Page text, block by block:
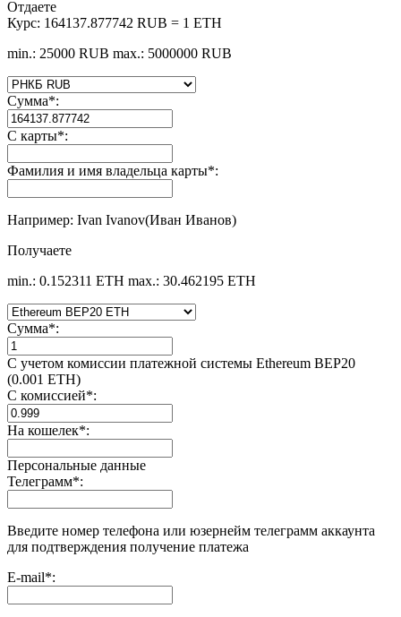
Отдаете
Курс: 164137.877742 RUB = 1 ETH
min.: 25000 RUB max.: 5000000 RUB
Сумма*:
С карты*:
Фамилия и имя владельца карты*:
Например: Ivan Ivanov(Иван Иванов)
Получаете
min.: 0.152311 ETH max.: 30.462195 ETH
Сумма*:
С учетом комиссии платежной системы Ethereum BEP20
(0.001 ETH)
С комиссией*:
На кошелек*:
Персональные данные
Телеграмм*:
Введите номер телефона или юзернейм телеграмм аккаунта
для подтверждения получение платежа
E-mail*: